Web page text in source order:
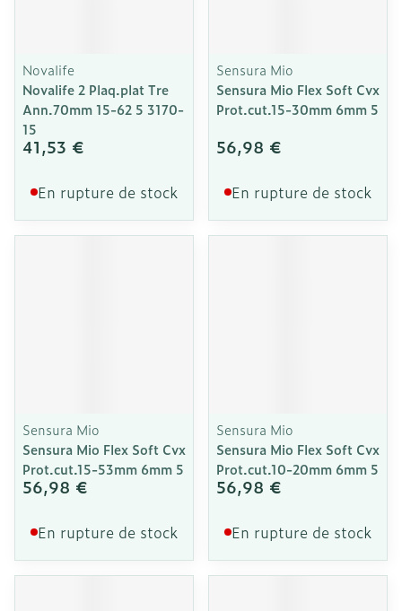
Novalife
Novalife 2 Plaq.plat Tre
Ann.70mm 15-62 5 3170-
15
41,53 €
En rupture de stock
Sensura Mio
Sensura Mio Flex Soft Cvx
Prot.cut.15-30mm 6mm 5
56,98 €
En rupture de stock
Sensura Mio
Sensura Mio Flex Soft Cvx
Prot.cut.15-53mm 6mm 5
56,98 €
En rupture de stock
Sensura Mio
Sensura Mio Flex Soft Cvx
Prot.cut.10-20mm 6mm 5
56,98 €
En rupture de stock